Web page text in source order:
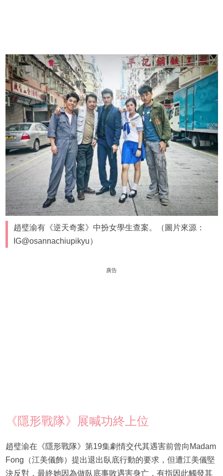
趙璧渝有《逆天奇案》中扮女學生查案。（圖片來源：
IG@osannachiupikyu）
廣告
《隱形戰隊》展喊功終上位
趙璧渝在《隱形戰隊》第19集劇情交代其遇害前曾向Madam
Fong（江美儀飾）提出退出臥底行動的要求，但遭江美儀堅
決反對，最終她因為做臥底事敗遇害身亡，有指因此觸發其